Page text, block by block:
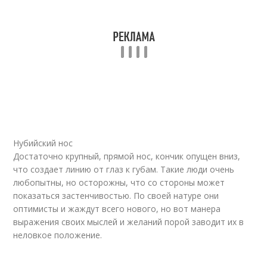
Нубийский нос
Достаточно крупный, прямой нос, кончик опущен вниз,
что создает линию от глаз к губам. Такие люди очень
любопытны, но осторожны, что со стороны может
показаться застенчивостью. По своей натуре они
оптимисты и жаждут всего нового, но вот манера
выражения своих мыслей и желаний порой заводит их в
неловкое положение.